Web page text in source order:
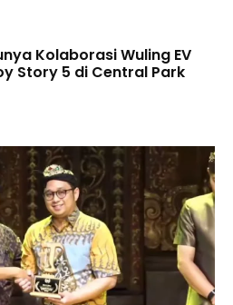
Kolaborasi Wuling EV
Story 5 di Central Park